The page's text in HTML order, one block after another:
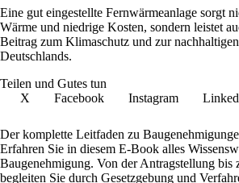
Eine gut eingestellte Fernwärmeanlage sorgt
Wärme und niedrige Kosten, sondern leistet
Beitrag zum Klimaschutz und zur
Deutschlands.
Teilen und Gutes tun
X
Facebook Instagram
Der komplette Leitfaden zu
Erfahren Sie in diesem E-Book alles
Baugenehmigung. Von der Antragstellung
begleiten Sie durch Gesetzgebung und